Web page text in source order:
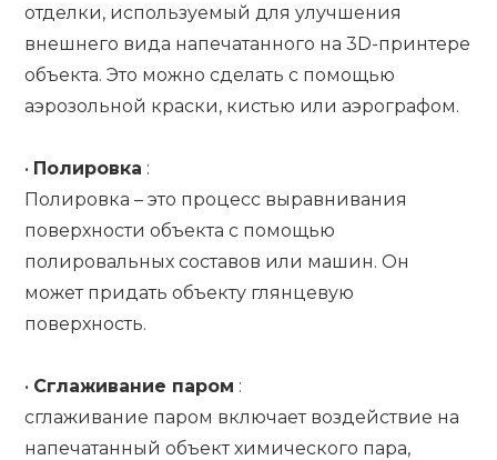
отделки, используемый для улучшения
внешнего вида напечатанного на 3D-принтере
объекта. Это можно сделать с помощью
аэрозольной краски, кистью или аэрографом.
• Полировка :
Полировка – это процесс выравнивания
поверхности объекта с помощью
полировальных составов или машин. Он
может придать объекту глянцевую
поверхность.
• Сглаживание паром :
сглаживание паром включает воздействие на
напечатанный объект химического пара,